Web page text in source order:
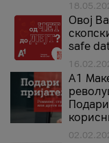
Овој
safe
А1